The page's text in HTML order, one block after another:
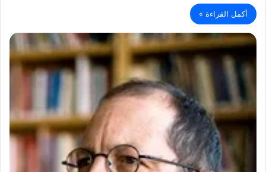
أكمل القراءة »